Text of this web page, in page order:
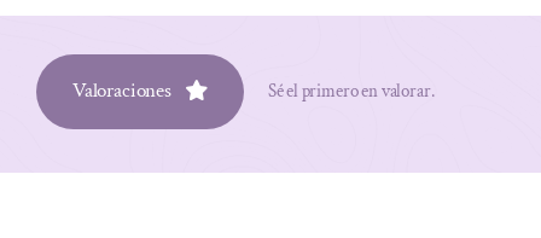
Valoraciones Sé el primero en valorar.